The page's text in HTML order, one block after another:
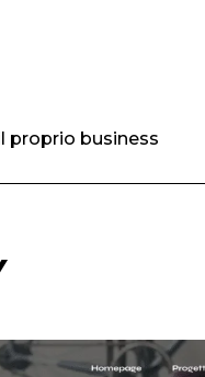
proprio business